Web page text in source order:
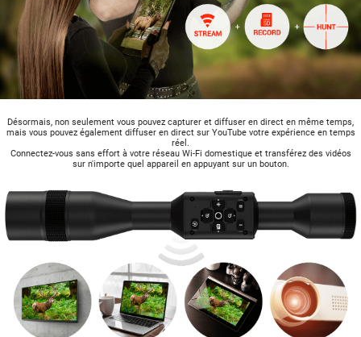
Désormais, non seulement vous pouvez capturer et diffuser en direct en même temps,
mais vous pouvez également diffuser en direct sur YouTube votre expérience en temps
réel.
Connectez-vous sans effort à votre réseau Wi-Fi domestique et transférez des vidéos
sur n'importe quel appareil en appuyant sur un bouton.